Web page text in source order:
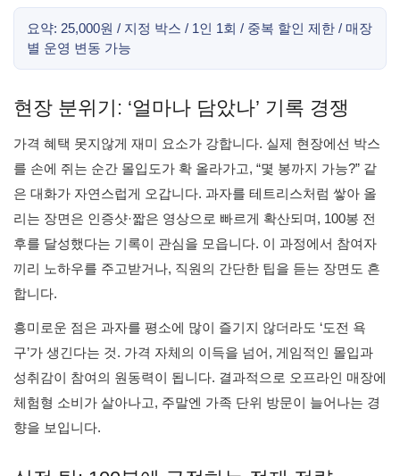
요약: 25,000원 / 지정 박스 / 1인 1회 / 중복 할인 제한 / 매장
별 운영 변동 가능
현장 분위기: ‘얼마나 담았나’ 기록 경쟁
가격 혜택 못지않게 재미 요소가 강합니다. 실제 현장에선 박스
를 손에 쥐는 순간 몰입도가 확 올라가고, “몇 봉까지 가능?” 같
은 대화가 자연스럽게 오갑니다. 과자를 테트리스처럼 쌓아 올
리는 장면은 인증샷·짧은 영상으로 빠르게 확산되며, 100봉 전
후를 달성했다는 기록이 관심을 모읍니다. 이 과정에서 참여자
끼리 노하우를 주고받거나, 직원의 간단한 팁을 듣는 장면도 흔
합니다.
흥미로운 점은 과자를 평소에 많이 즐기지 않더라도 ‘도전 욕
구’가 생긴다는 것. 가격 자체의 이득을 넘어, 게임적인 몰입과
성취감이 참여의 원동력이 됩니다. 결과적으로 오프라인 매장에
체험형 소비가 살아나고, 주말엔 가족 단위 방문이 늘어나는 경
향을 보입니다.